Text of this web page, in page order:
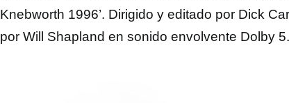
Knebworth 1996’. Dirigido y editado por Dick
por Will Shapland en sonido envolvente Dolby